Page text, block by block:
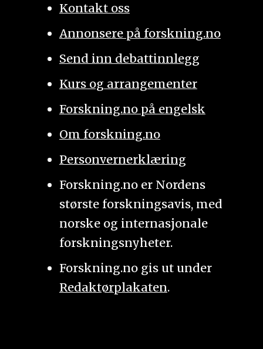
Kontakt oss
Annonsere på forskning.no
Send inn debattinnlegg
Kurs og arrangementer
Forskning.no på engelsk
Om forskning.no
Personvernerklæring
Forskning.no er Nordens
største forskningsavis, med
norske og internasjonale
forskningsnyheter.
Forskning.no gis ut under
Redaktørplakaten.